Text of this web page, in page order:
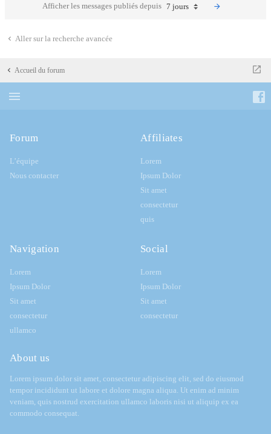
Afficher les messages publiés depuis 7 jours
Aller sur la recherche avancée
Accueil du forum
Forum
L’équipe
Nous contacter
Affiliates
Lorem
Ipsum Dolor
Sit amet
consectetur
quis
Navigation
Lorem
Ipsum Dolor
Sit amet
consectetur
ullamco
Social
Lorem
Ipsum Dolor
Sit amet
consectetur
About us
Lorem ipsum dolor sit amet, consectetur adipiscing elit, sed do eiusmod
tempor incididunt ut labore et dolore magna aliqua. Ut enim ad minim
veniam, quis nostrud exercitation ullamco laboris nisi ut aliquip ex ea
commodo consequat.